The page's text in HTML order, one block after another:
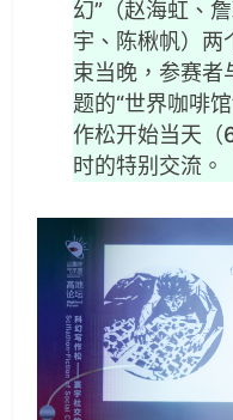
幻”（赵海虹、
宇、陈楸帆）两
束当晚，参赛者
题的“世界咖啡
作松开始当天（
时的特别交流。